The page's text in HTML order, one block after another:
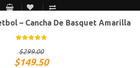
/ S USA G MEX / M USA XG MEX / G USA
– Cancha De Basquet Amarilla
$299.00
$149.50